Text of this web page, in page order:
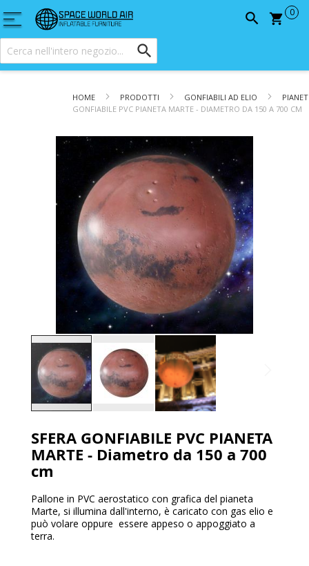
HOME PRODOTTI GONFIABILI AD ELIO
GONFIABILE PVC PIANETA MARTE - DIAMETRO DA 150 A 700 CM
SFERA GONFIABILE PVC PIANETA
MARTE - Diametro da 150 a 700
cm
Pallone in PVC aerostatico con grafica del pianeta
Marte, si illumina dall'interno, è caricato con gas elio e
può volare oppure essere appeso o appoggiato a
terra.